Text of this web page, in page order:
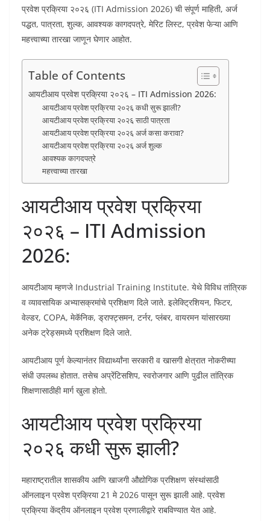
प्रवेश प्रक्रिया २०२६ (ITI Admission 2026) ची संपूर्ण माहिती, अर्ज
पद्धत, पात्रता, शुल्क, आवश्यक कागदपत्रे, मेरिट लिस्ट, प्रवेश फेऱ्या आणि
महत्त्वाच्या तारखा जाणून घेणार आहोत.
Table of Contents
आयटीआय प्रवेश प्रक्रिया २०२६ – ITI Admission 2026:
आयटीआय प्रवेश प्रक्रिया २०२६ कधी सुरू झाली?
आयटीआय प्रवेश प्रक्रिया २०२६ साठी पात्रता
आयटीआय प्रवेश प्रक्रिया २०२६ अर्ज कसा करावा?
आयटीआय प्रवेश प्रक्रिया २०२६ अर्ज शुल्क
आवश्यक कागदपत्रे
महत्त्वाच्या तारखा
आयटीआय प्रवेश प्रक्रिया
२०२६ – ITI Admission
2026:
आयटीआय म्हणजे Industrial Training Institute. येथे विविध तांत्रिक
व व्यावसायिक अभ्यासक्रमांचे प्रशिक्षण दिले जाते. इलेक्ट्रिशियन, फिटर,
वेल्डर, COPA, मेकॅनिक, ड्राफ्ट्समन, टर्नर, प्लंबर, वायरमन यांसारख्या
अनेक ट्रेड्समध्ये प्रशिक्षण दिले जाते.
आयटीआय पूर्ण केल्यानंतर विद्यार्थ्यांना सरकारी व खासगी क्षेत्रात नोकरीच्या
संधी उपलब्ध होतात. तसेच अप्रेंटिसशिप, स्वरोजगार आणि पुढील तांत्रिक
शिक्षणासाठीही मार्ग खुला होतो.
आयटीआय प्रवेश प्रक्रिया
२०२६ कधी सुरू झाली?
महाराष्ट्रातील शासकीय आणि खाजगी औद्योगिक प्रशिक्षण संस्थांसाठी
ऑनलाइन प्रवेश प्रक्रिया 21 मे 2026 पासून सुरू झाली आहे. प्रवेश
प्रक्रिया केंद्रीय ऑनलाइन प्रवेश प्रणालीद्वारे राबविण्यात येत आहे.